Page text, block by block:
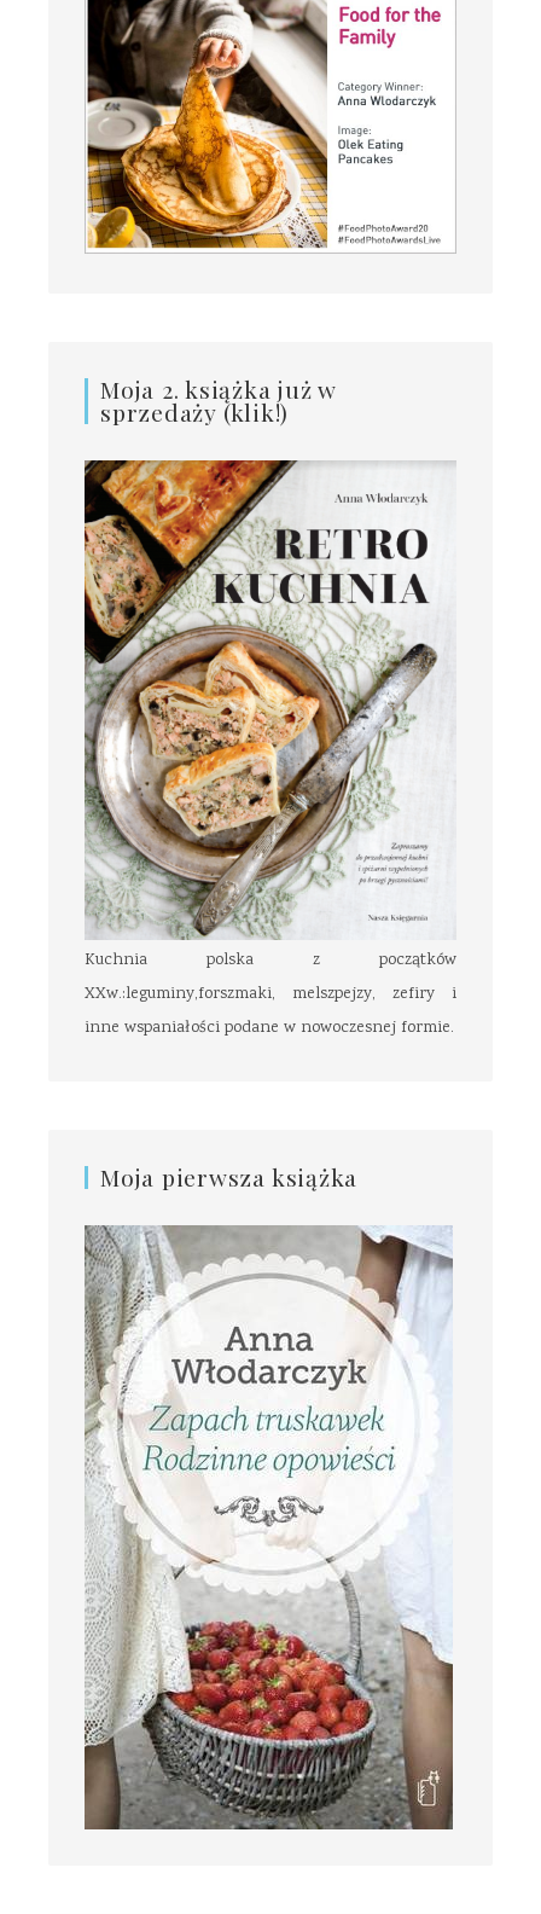
Moja 2. książka już w
sprzedaży (klik!)
Kuchnia polska z początków
XXw.:leguminy,forszmaki, melszpejzy, zefiry i
inne wspaniałości podane w nowoczesnej formie.
Moja pierwsza książka